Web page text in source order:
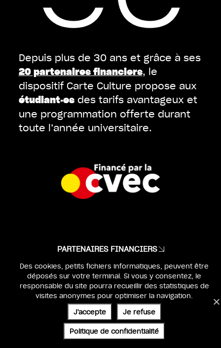
Depuis plus de 30 ans et grâce à ses
20 partenaires financiers, le
dispositif Carte Culture propose aux
étudiant·esdes tarifs avantageux et
une programmation offerte durant
toute l’année universitaire.
PARTENAIRES FINANCIERS
MENTIONS LÉGALES
IDENTITÉ & WEBDESIGN :BEN & JO
UX & DEV :SÉBASTIEN POILVERT
Des cookies, petits fichiers informatiques, peuvent être
déposés sur votre terminal. Si vous y consentez, le
responsable du site pourra recueillir des statistiques de
visites anonymes pour optimiser la navigation.
J'accepte
Je refuse
Politique de confidentialité